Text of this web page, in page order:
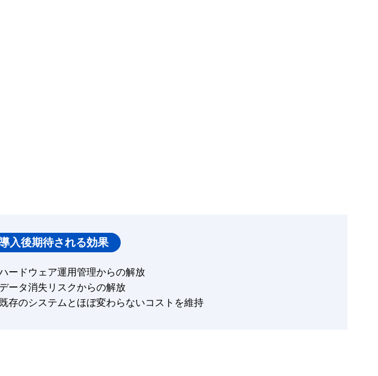
入後期待される効果
ードウェア運用管理からの解放
データ消失リスクからの解放
既存のシステムとほぼ変わらないコストを維持